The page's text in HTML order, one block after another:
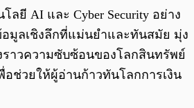
ลยี AI และ Cyber Security อย่าง
มูลเชิงลึกที่แม่นยำและทันสมัย มุ่ง
ราวความซับซ้อนของโลกสินทรัพย์
อช่วยให้ผู้อ่านก้าวทันโลกการเงิน